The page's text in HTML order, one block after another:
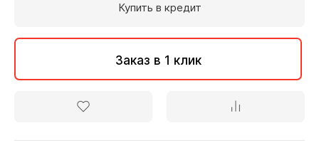
Купить в кредит
Заказ в 1 клик